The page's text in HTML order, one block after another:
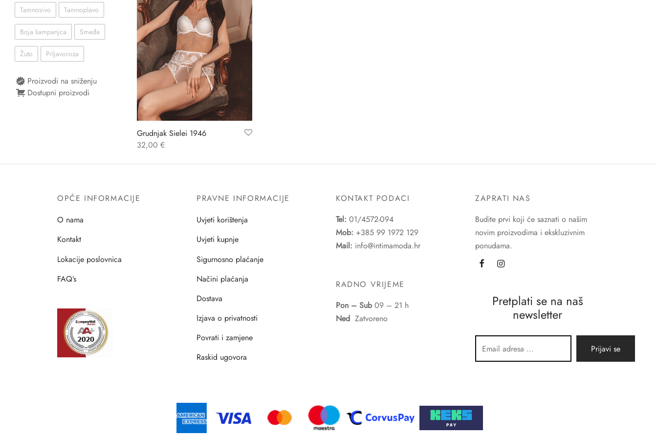
Tamnosivo Tamnoplavo
Boja šampanjca Smeđa
Žuto Prljavoroza
Proizvodi na sniženju
Dostupni proizvodi
Grudnjak Sielei 1946
32,00 €
OPĆE INFORMACIJE
O nama
Kontakt
Lokacije poslovnica
FAQ’s
PRAVNE INFORMACIJE
Uvjeti korištenja
Uvjeti kupnje
Sigurnosno plaćanje
Načini plaćanja
Dostava
Izjava o privatnosti
Povrati i zamjene
Raskid ugovora
KONTAKT PODACI
Tel: 01/4572-094
Mob: +385 99 1972 129
Mail: info@intimamoda.hr
RADNO VRIJEME
Pon – Sub09 – 21 h
Ned Zatvoreno
ZAPRATI NAS
Budite prvi koji će saznati o našim
novim proizvodima i ekskluzivnim
ponudama.
Pretplati se na naš
newsletter